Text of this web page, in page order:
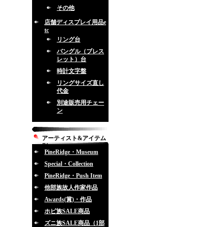
その他
店舗ディスプレイ用品e
tc
リング台
バングル（ブレス
レット）台
時計文字盤
リングサイズ直し
代金
別途販売用チェー
ン
アーティスト&アイテム
別
PineRidge・Museum
Special・Collection
PineRidge・Push Item
他部族故人作家作品
Awards(賞)・作品
ホピ族SALE商品
ズニ族SALE商品（1部